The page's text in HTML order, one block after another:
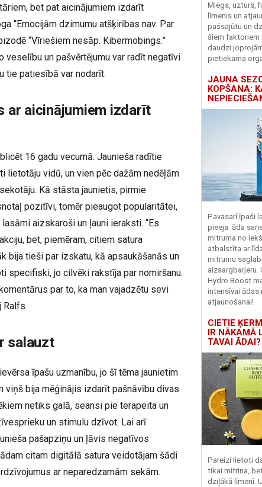
bet pat aicinājumiem izdarīt
“Emocijām dzimumu atšķirības nav. Par
“Vīriešiem nesāp. Kibermobings.”
veselību un pašvērtējumu var radīt negatīvi
tie patiesībā var nodarīt.
ar aicinājumiem izdarīt
16 gadu vecumā. Jaunieša radītie
lietotāju vidū, un vien pēc dažām nedēļām
Kā stāsta jaunietis, pirmie
pozitīvi, tomēr pieaugot popularitātei,
aizskaroši un ļauni ieraksti. “Es
bet, piemēram, citiem satura
bija tieši par izskatu, kā apsaukāšanās un
specifiski, jo cilvēki rakstīja par nomiršanu.
par to, ka man vajadzētu sevi
Ralfs.
salauzt
īpašu uzmanību, jo šī tēma jaunietim
viņš bija mēģinājis izdarīt pašnāvību divas
netiks galā, seansi pie terapeita un
un stimulu dzīvot. Lai arī
pašapziņu un ļāvis negatīvos
citam digitālā satura veidotājam šādi
ar neparedzamām sekām.
Miegs, uzturs,
līmenis un
pašsajūtu un
šiem faktoriem
daudzi
pietiekama
JAUNA
KOPŠANA:
Pavasarī īpaši
pieeja: āda
mitruma no
atbalstīta ar
mitrumu
aizsargbarjeru.
Hydro Boost
intensīvai ādas
atjaunošanai!
CIETIE
IR NĀKAMĀ
TAVAI ĀDAI?
Pareizi lietoti
tikai mitrina,
dziļākā līmenī.